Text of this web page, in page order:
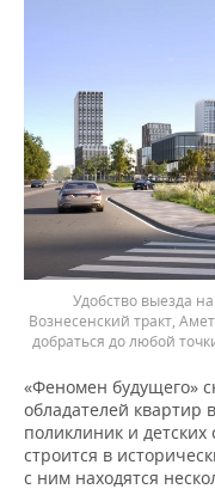
Удобство выезда
Вознесенский тракт,
добраться до любой
«Феномен будущего»
обладателей квартир
поликлиник и
строится в
с ним находятся